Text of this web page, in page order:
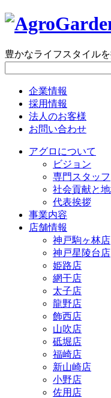
豊かなライフスタイル
企業情報
採用情報
法人のお客様
お問い合わせ
アグロについて
ビジョン
専門スタッフ
社会貢献と
代表挨拶
事業内容
店舗情報
神戸駒ヶ林店
神戸星陵台店
姫路店
網干店
太子店
龍野店
飾西店
山吹店
砥堀店
福崎店
新山崎店
小野店
佐用店